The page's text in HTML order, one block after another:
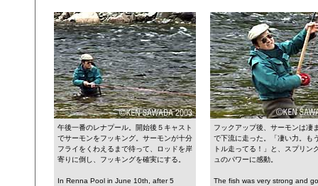
午後一番のレナプール。開始後５キャスト
でサーモンをフッキング。サーモンが十分
フライをくわえるまで待って、ロッドを岸
寄りに倒し、フッキングを確実にする。
In Renna Pool in June 10th, after 5
フックアップ後、サーモンは凄
で下流に走った。「凄い力。も
トル走ってる！」と、スプリン
ュのパワーに感動。
The fish was very strong and